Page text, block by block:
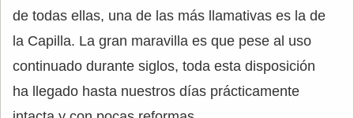
de todas ellas, una de las más llamativas es la de
la Capilla. La gran maravilla es que pese al uso
continuado durante siglos, toda esta disposición
ha llegado hasta nuestros días prácticamente